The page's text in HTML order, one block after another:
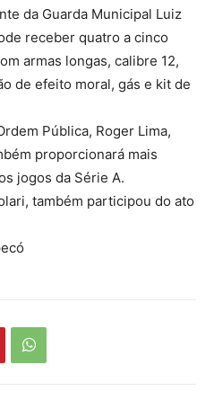
da Guarda Municipal Luiz
receber quatro a cinco
armas longas, calibre 12,
de efeito moral, gás e kit de
Pública, Roger Lima,
proporcionará mais
jogos da Série A.
também participou do ato